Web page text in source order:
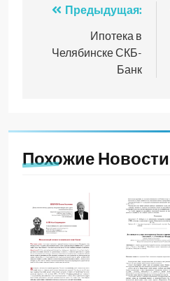
Навигация
записям
Предыдущая:
Ипотека в
Челябинске СКБ-
Банк
Похожие Новости